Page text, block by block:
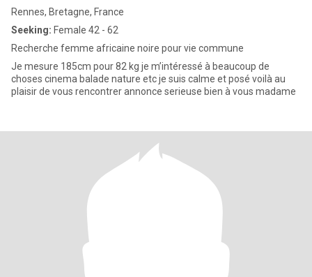
Rennes, Bretagne, France
Seeking: Female 42 - 62
Recherche femme africaine noire pour vie commune
Je mesure 185cm pour 82 kg je m’intéressé à beaucoup de
choses cinema balade nature etc je suis calme et posé voilà au
plaisir de vous rencontrer annonce serieuse bien à vous madame